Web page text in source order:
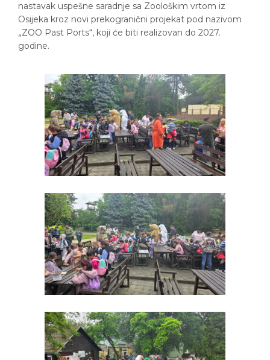
nastavak uspešne saradnje sa Zoološkim vrtom iz
Osijeka kroz novi prekogranični projekat pod nazivom
„ZOO Past Ports“, koji će biti realizovan do 2027.
godine.